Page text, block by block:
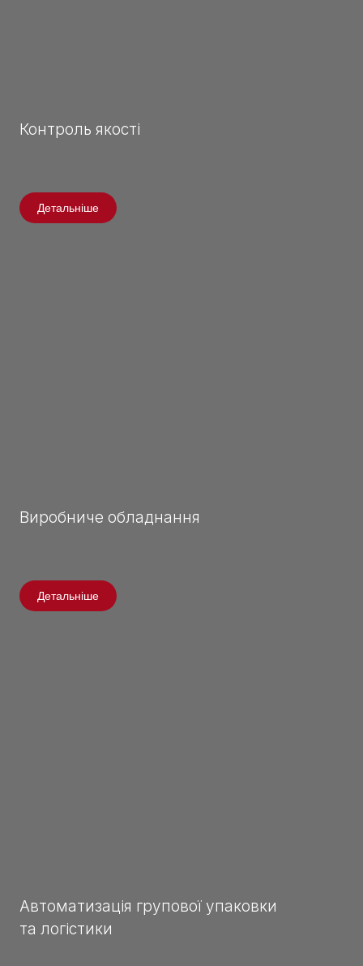
Контроль якості
Детальніше
Виробниче обладнання
Детальніше
Автоматизація групової упаковки
та логістики